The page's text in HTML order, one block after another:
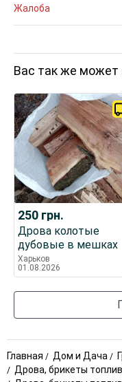
Жалоба
Вас так же может
250 грн.
Дрова колотые
дубовые в мешках
Харьков
01.08.2026
Главная Дом и Дача
Дрова, брикеты